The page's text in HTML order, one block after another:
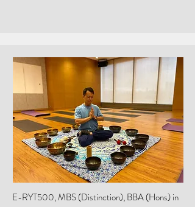
E-RYT500, MBS (Distinction), BBA (Hons) in